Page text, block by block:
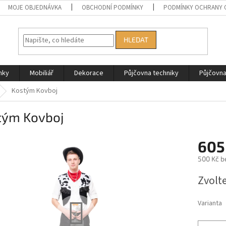
MOJE OBJEDNÁVKA OBCHODNÍ PODMÍNKY PODMÍNKY OCHRANY
HLEDAT
Mobiliář Dekorace Půjčovna techniky
Kostým Kovboj
Kovboj
500 Kč
cena:
Varianta